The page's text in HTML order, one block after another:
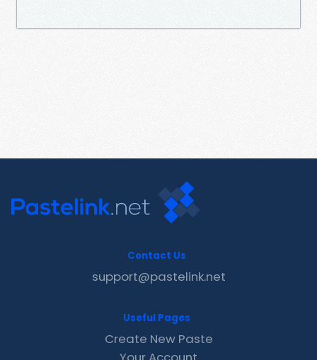
Contact Us
support@pastelink.net
Useful Pages
Create New Paste